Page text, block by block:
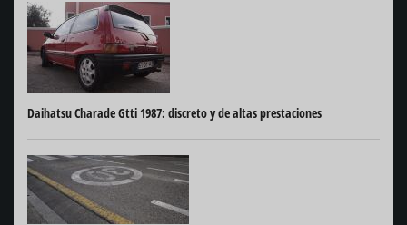
Daihatsu Charade Gtti 1987: discreto y de altas prestaciones